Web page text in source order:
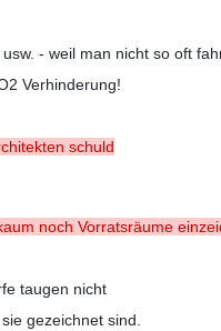
- weil man nicht so oft
Verhinderung!
schuld
noch Vorratsräume
taugen nicht
gezeichnet sind.